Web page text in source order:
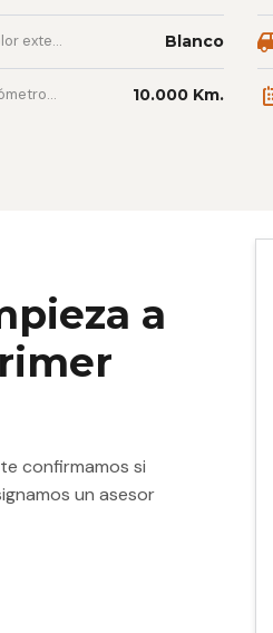
exterior Blanco
contrato 10.000 Km.
a
confirmamos si
un asesor